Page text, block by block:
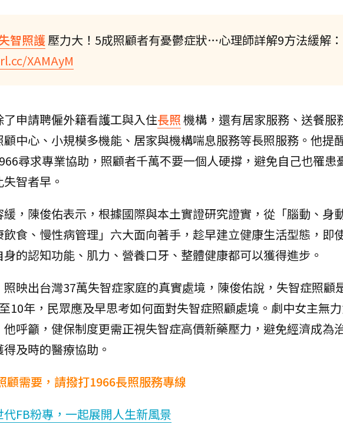
智照護壓力大！5成照顧者有憂鬱症狀…心理師詳解9方法緩解：
XAMAyM
申請聘僱外籍看護工與入住長照機構，還有居家服務、送餐服
中心、小規模多機能、居家與機構喘息服務等長照服務。他提
尋求專業協助，照顧者千萬不要一個人硬撐，避免自己也罹患
智者早。
，陳俊佑表示，根據國際與本土實證研究證實，從「腦動、身
食、慢性病管理」六大面向著手，趁早建立健康生活型態，即
的認知功能、肌力、營養口牙、整體健康都可以獲得進步。
照映出台灣37萬失智症家庭的真實處境，陳俊佑說，失智症照顧
10年，民眾應及早思考如何面對失智症照顧處境。劇中女主無
他呼籲，健保制度更需正視失智症高價新藥壓力，避免經濟成為
及時的醫療協助。
需要，請撥打1966長照服務專線
FB粉專，一起展開人生新風景